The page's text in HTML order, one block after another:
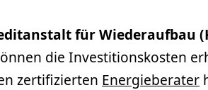
für Wiederaufbau
die Investitionskosten
zertifizierten Energieberater